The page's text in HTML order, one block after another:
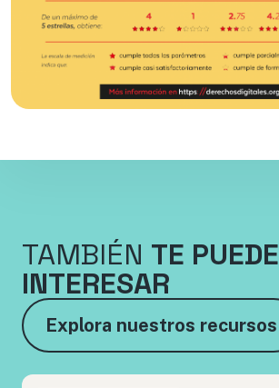
TAMBIÉN TE PUEDE
INTERESAR
Explora nuestros recursos